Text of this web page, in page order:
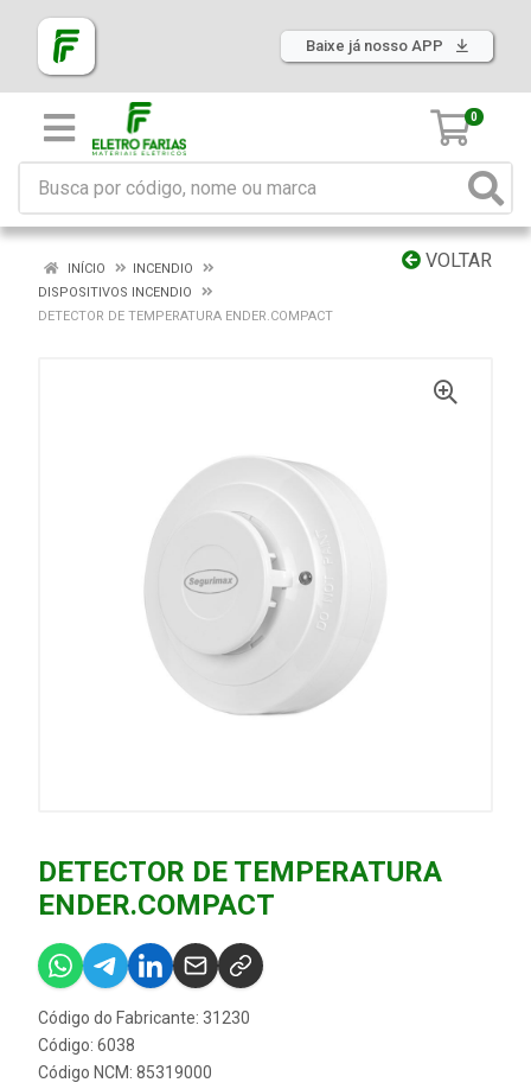
Baixe já nosso APP
0
VOLTAR
INÍCIO
INCENDIO
DISPOSITIVOS INCENDIO
DETECTOR DE TEMPERATURA ENDER.COMPACT
DETECTOR DE TEMPERATURA
ENDER.COMPACT
Código do Fabricante: 31230
Código: 6038
Código NCM: 85319000